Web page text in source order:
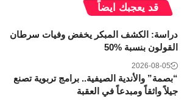
قد يعجبك ايضاً
دراسة: الكشف المبكر يخفض وفيات سرطان
القولون بنسبة 50‎%‎
2026-08-05
“بصمة” والأندية الصيفية.. برامج تربوية تصنع
جيلاً واثقاً ومبدعاً في العقبة